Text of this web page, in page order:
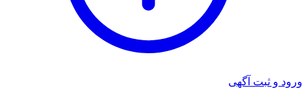
وبلاگ
ورود و ثبت آگهی